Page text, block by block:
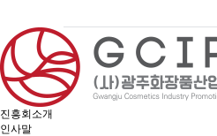
진흥회소개
인사말